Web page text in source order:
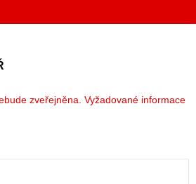
zveřejněna. Vyžadované informace